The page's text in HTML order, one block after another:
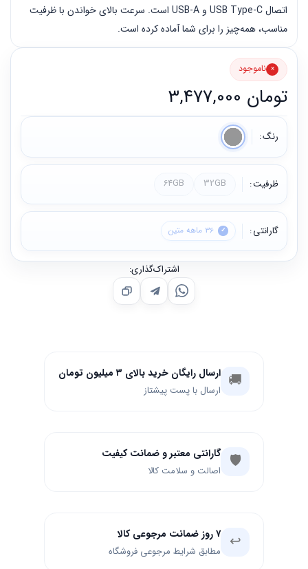
اتصال USB Type-C و USB-A است. سرعت بالای خواندن با ظرفیت
مناسب، همه‌چیز را برای شما آماده کرده است.
تومان
ناموجود
رنگ
ظرفیت 32GB
64GB
گارانتی 36 ماهه متین
اشتراک‌گذاری:
🚚 ارسال رایگان خرید بالای ۳ میلیون تومان
ارسال با پست پیشتاز
🛡️ گارانتی معتبر و ضمانت کیفیت
اصالت و سلامت کالا
↩️ ۷ روز ضمانت مرجوعی کالا
مطابق شرایط مرجوعی فروشگاه